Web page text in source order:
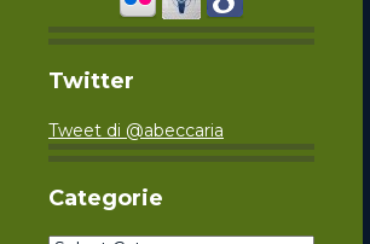
Twitter
Tweet di @abeccaria
Categorie